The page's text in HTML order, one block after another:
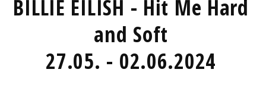
BILLIE EILISH - Hit Me Hard
and Soft
27.05. - 02.06.2024